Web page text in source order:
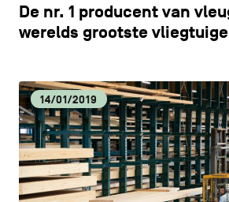
De nr. 1 producent van
werelds grootste
14/01/2019